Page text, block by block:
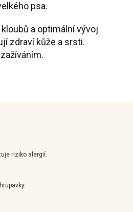
psa.
a optimální vývoj
zdraví kůže a srsti.
riziko alergií.